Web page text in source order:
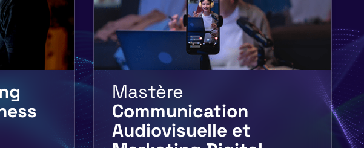
Mastère
Communication
Audiovisuelle et